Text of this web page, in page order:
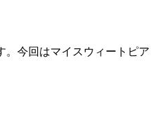
。今回はマイスウィートピ